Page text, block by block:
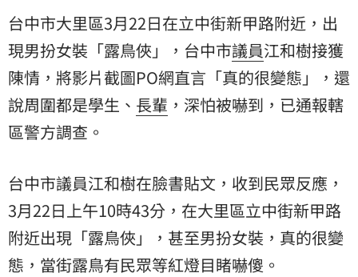
台中市大里區3月22日在立中街新甲路附近，出
現男扮女裝「露鳥俠」，台中市議員江和樹接獲
陳情，將影片截圖PO網直言「真的很變態」，還
說周圍都是學生、 長輩 ，深怕被嚇到，已通報轄
區警方調查。
台中市議員江和樹在臉書貼文，收到民眾反應，
3月22日上午10時43分，在大里區立中街新甲路
附近出現「露鳥俠」，甚至男扮女裝，真的很變
態，當街露鳥有民眾等紅燈目睹嚇傻。